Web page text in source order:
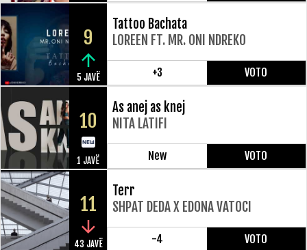
9
5 JAVË
Tattoo Bachata
LOREEN FT. MR. ONI NDREKO
+3 VOTO
10
1 JAVË
As anej as knej
NITA LATIFI
New VOTO
11
43 JAVË
Terr
SHPAT DEDA X EDONA VATOCI
-4 VOTO